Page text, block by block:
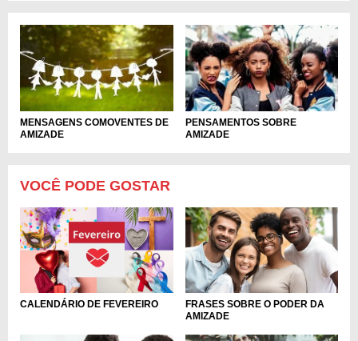
MENSAGENS COMOVENTES DE
AMIZADE
PENSAMENTOS SOBRE
AMIZADE
VOCÊ PODE GOSTAR
CALENDÁRIO DE FEVEREIRO
FRASES SOBRE O PODER DA
AMIZADE